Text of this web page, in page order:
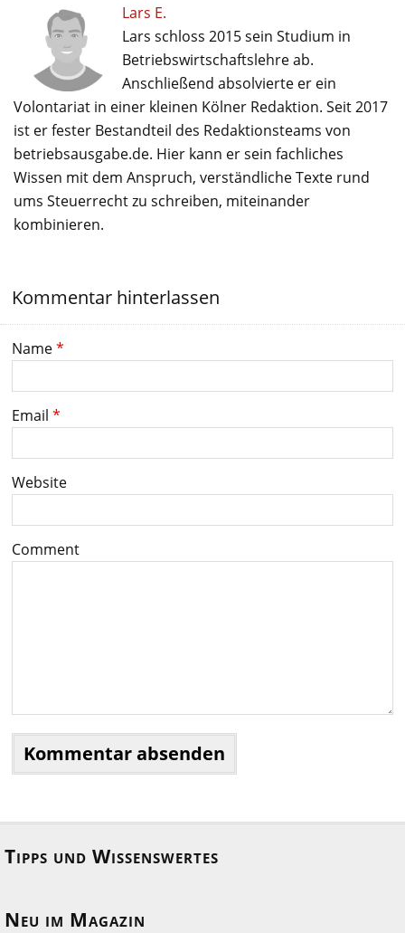
Lars E.
Lars schloss 2015 sein Studium in
Betriebswirtschaftslehre ab.
Anschließend absolvierte er ein
Volontariat in einer kleinen Kölner Redaktion. Seit 2017
ist er fester Bestandteil des Redaktionsteams von
betriebsausgabe.de. Hier kann er sein fachliches
Wissen mit dem Anspruch, verständliche Texte rund
ums Steuerrecht zu schreiben, miteinander
kombinieren.
Kommentar hinterlassen
Name*
Email *
Website
Comment
Tipps und Wissenswertes
Neu im Magazin